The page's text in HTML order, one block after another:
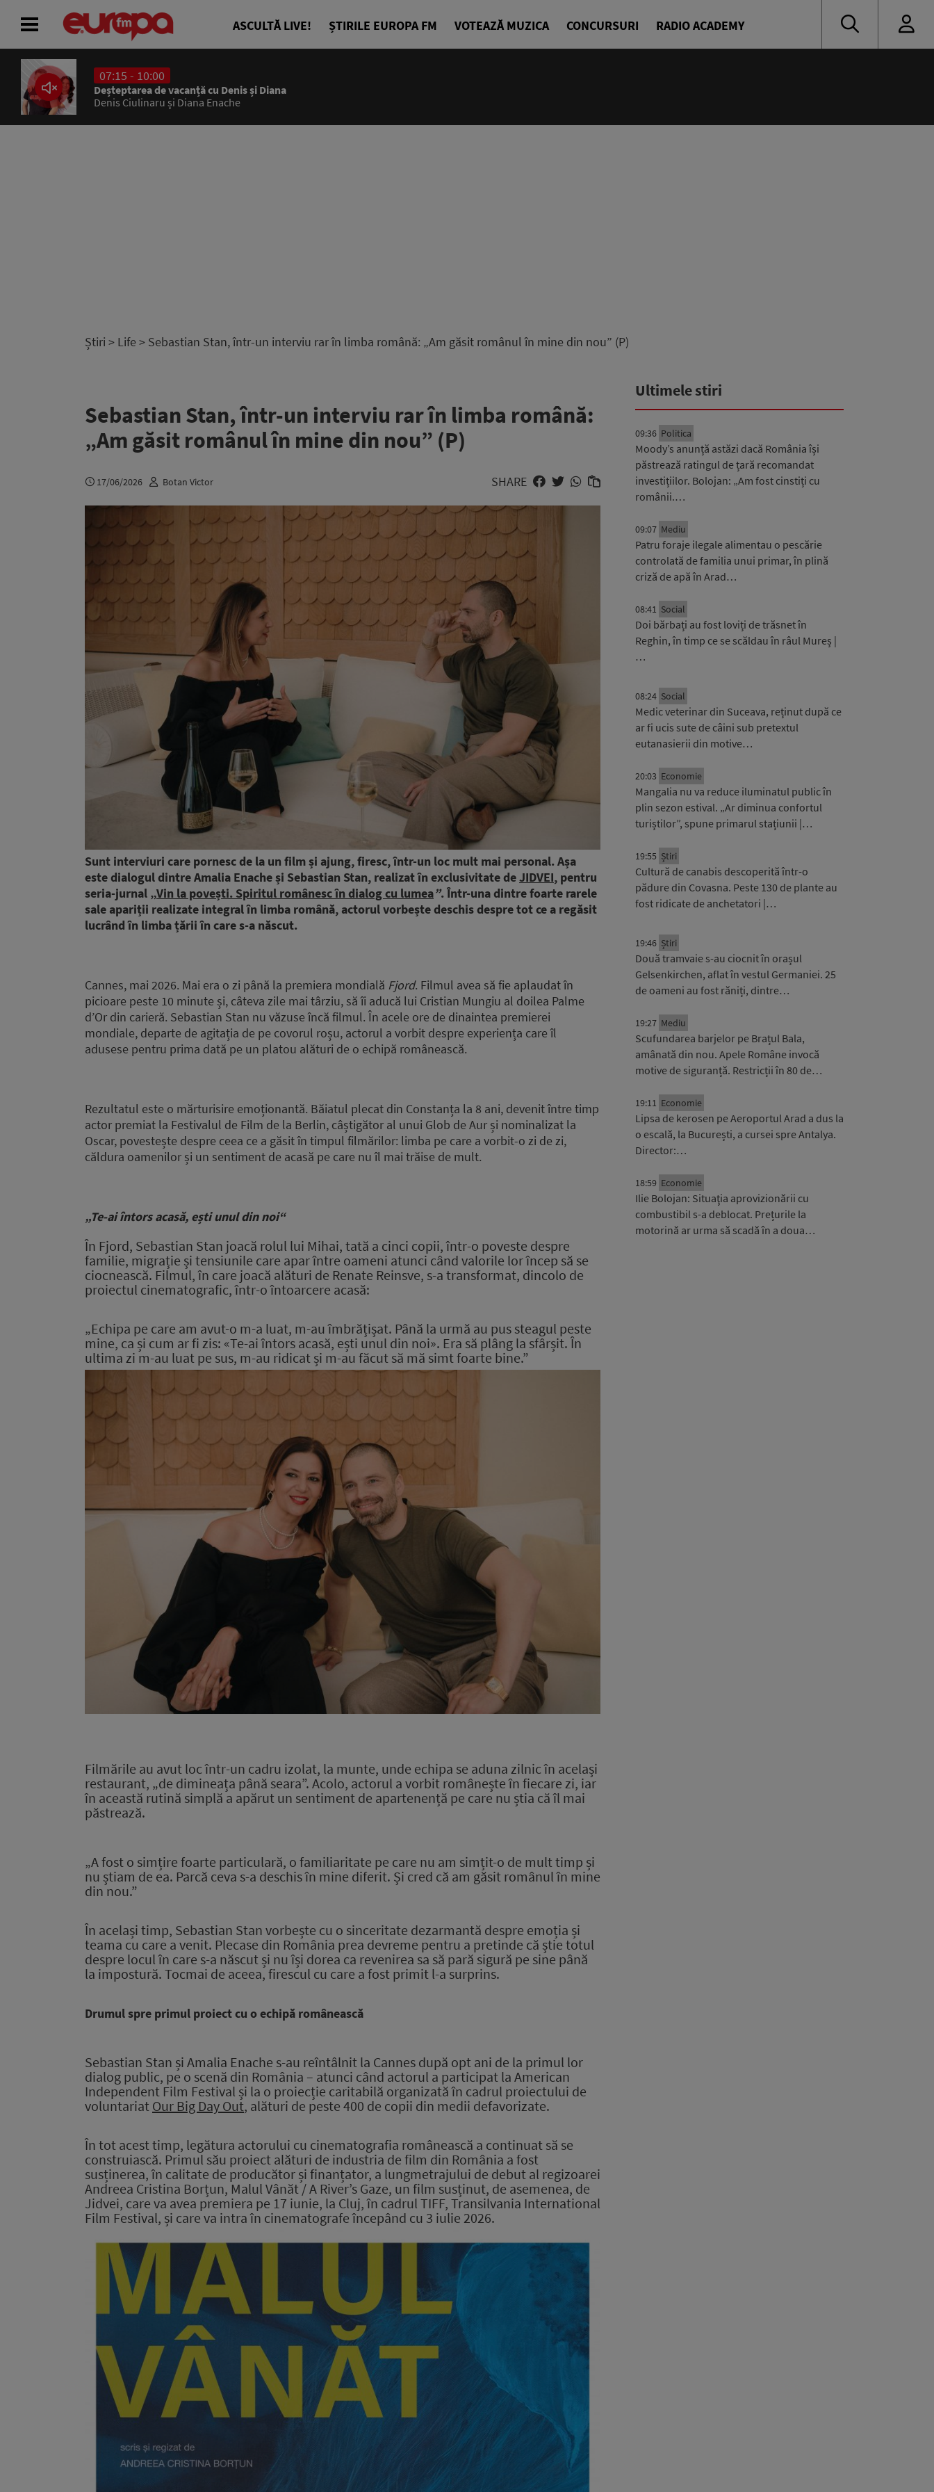
ASCULTĂ LIVE! ȘTIRILE EUROPA FM VOTEAZĂ MUZICA CONCURSURI RADIO ACADEMY
07:15 - 10:00
Deșteptarea de vacanță cu Denis și Diana
Denis Ciulinaru și Diana Enache
Știri > Life > Sebastian Stan, într-un interviu rar în limba română: „Am găsit românul în mine din nou” (P)
Sebastian Stan, într-un interviu rar în limba română:
„Am găsit românul în mine din nou” (P)
17/06/2026 Botan Victor SHARE
Sunt interviuri care pornesc de la un film și ajung, firesc, într-un loc mult mai personal. Așa
este dialogul dintre Amalia Enache și Sebastian Stan, realizat în exclusivitate deJIDVEI, pentru
seria-jurnal „Vin la povești. Spiritul românesc în dialog cu lumea”.Într-una dintre foarte rarele
sale apariții realizate integral în limba română, actorul vorbește deschis despre tot ce a regăsit
lucrând în limba țării în care s-a născut.
Cannes, mai 2026. Mai era o zi până la premiera mondială Fjord. Filmul avea să fie aplaudat în
picioare peste 10 minute și, câteva zile mai târziu, să îi aducă lui Cristian Mungiu al doilea Palme
d’Or din carieră. Sebastian Stan nu văzuse încă filmul. În acele ore de dinaintea premierei
mondiale, departe de agitația de pe covorul roșu, actorul a vorbit despre experiența care îl
adusese pentru prima dată pe un platou alături de o echipă românească.
Rezultatul este o mărturisire emoționantă. Băiatul plecat din Constanța la 8 ani, devenit între timp
actor premiat la Festivalul de Film de la Berlin, câștigător al unui Glob de Aur și nominalizat la
Oscar, povestește despre ceea ce a găsit în timpul filmărilor: limba pe care a vorbit-o zi de zi,
căldura oamenilor și un sentiment de acasă pe care nu îl mai trăise de mult.
„Te-ai întors acasă, ești unul din noi“
În Fjord, Sebastian Stan joacă rolul lui Mihai, tată a cinci copii, într-o poveste despre
familie, migrație și tensiunile care apar între oameni atunci când valorile lor încep să se
ciocnească. Filmul, în care joacă alături de Renate Reinsve, s-a transformat, dincolo de
proiectul cinematografic, într-o întoarcere acasă:
„Echipa pe care am avut-o m-a luat, m-au îmbrățișat. Până la urmă au pus steagul peste
mine, ca și cum ar fi zis: «Te-ai întors acasă, ești unul din noi». Era să plâng la sfârșit. În
ultima zi m-au luat pe sus, m-au ridicat și m-au făcut să mă simt foarte bine.”
Filmările au avut loc într-un cadru izolat, la munte, unde echipa se aduna zilnic în același
restaurant, „de dimineața până seara”. Acolo, actorul a vorbit românește în fiecare zi, iar
în această rutină simplă a apărut un sentiment de apartenență pe care nu știa că îl mai
păstrează.
„A fost o simțire foarte particulară, o familiaritate pe care nu am simțit-o de mult timp și
nu știam de ea. Parcă ceva s-a deschis în mine diferit. Și cred că am găsit românul în mine
din nou.”
În același timp, Sebastian Stan vorbește cu o sinceritate dezarmantă despre emoția și
teama cu care a venit. Plecase din România prea devreme pentru a pretinde că știe totul
despre locul în care s-a născut și nu își dorea ca revenirea sa să pară sigură pe sine până
la impostură. Tocmai de aceea, firescul cu care a fost primit l-a surprins.
Drumul spre primul proiect cu o echipă românească
Sebastian Stan și Amalia Enache s-au reîntâlnit la Cannes după opt ani de la primul lor
dialog public, pe o scenă din România – atunci când actorul a participat la American
Independent Film Festival și la o proiecție caritabilă organizată în cadrul proiectului de
voluntariat Our Big Day Out, alături de peste 400 de copii din medii defavorizate.
În tot acest timp, legătura actorului cu cinematografia românească a continuat să se
construiască. Primul său proiect alături de industria de film din România a fost
susținerea, în calitate de producător și finanțator, a lungmetrajului de debut al regizoarei
Andreea Cristina Borțun, Malul Vânăt / A River’s Gaze, un film susținut, de asemenea, de
Jidvei, care va avea premiera pe 17 iunie, la Cluj, în cadrul TIFF, Transilvania International
Film Festival, și care va intra în cinematografe începând cu 3 iulie 2026.
Ultimele stiri
09:36 Politica
Moody’s anunță astăzi dacă România își
păstrează ratingul de țară recomandat
investițiilor. Bolojan: „Am fost cinstiți cu
românii.…
09:07 Mediu
Patru foraje ilegale alimentau o pescărie
controlată de familia unui primar, în plină
criză de apă în Arad…
08:41 Social
Doi bărbați au fost loviți de trăsnet în
Reghin, în timp ce se scăldau în râul Mureș |
…
08:24 Social
Medic veterinar din Suceava, reținut după ce
ar fi ucis sute de câini sub pretextul
eutanasierii din motive…
20:03 Economie
Mangalia nu va reduce iluminatul public în
plin sezon estival. „Ar diminua confortul
turiștilor”, spune primarul stațiunii |…
19:55 Știri
Cultură de canabis descoperită într-o
pădure din Covasna. Peste 130 de plante au
fost ridicate de anchetatori |…
19:46 Știri
Două tramvaie s-au ciocnit în orașul
Gelsenkirchen, aflat în vestul Germaniei. 25
de oameni au fost răniți, dintre…
19:27 Mediu
Scufundarea barjelor pe Brațul Bala,
amânată din nou. Apele Române invocă
motive de siguranță. Restricții în 80 de…
19:11 Economie
Lipsa de kerosen pe Aeroportul Arad a dus la
o escală, la București, a cursei spre Antalya.
Director:…
18:59 Economie
Ilie Bolojan: Situaţia aprovizionării cu
combustibil s-a deblocat. Prețurile la
motorină ar urma să scadă în a doua…
ACASĂ
ȘTIRI